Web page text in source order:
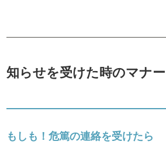
知らせを受けた時のマナー
もしも！危篤の連絡を受けたら